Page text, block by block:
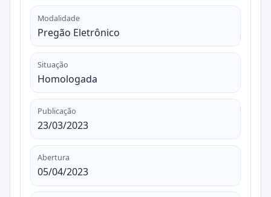
Modalidade
Pregão Eletrônico
Situação
Homologada
Publicação
23/03/2023
Abertura
05/04/2023